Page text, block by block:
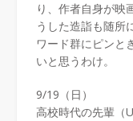
り、作者自身が映
うした造詣も随所
ワード群にピンと
いと思うわけ。
9/19（日）
高校時代の先輩（